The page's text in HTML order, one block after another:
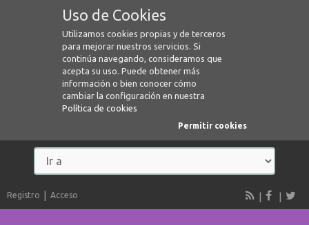
Uso de Cookies
Utilizamos cookies propias y de terceros
para mejorar nuestros servicios. Si
continúa navegando, consideramos que
acepta su uso. Puede obtener más
información o bien conocer cómo
cambiar la configuración en nuestra
Política de cookies
Permitir cookies
Registro Acceso